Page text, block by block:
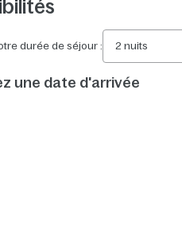
durée de séjour : 2 nuits
une date d'arrivée